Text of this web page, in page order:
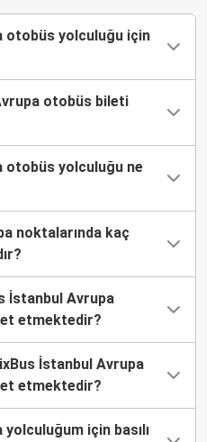
otobüs yolculuğu için
otobüs bileti
otobüs yolculuğu ne
noktalarında kaç
İstanbul Avrupa
etmektedir?
İstanbul Avrupa
etmektedir?
için basılı